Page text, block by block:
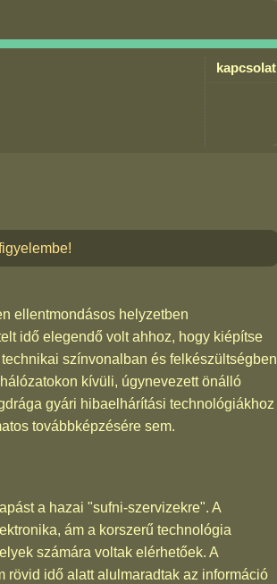
kapcsolat
ellentmondásos helyzetben
idő elegendő volt ahhoz, hogy kiépítse
színvonalban és felkészültségben
kívüli, úgynevezett önálló
gyári hibaelhárítási technológiákhoz
továbbképzésére sem.
a hazai "sufni-szervizekre". A
ám a korszerű technológia
számára voltak elérhetőek. A
rövid idő alatt alulmaradtak az információ